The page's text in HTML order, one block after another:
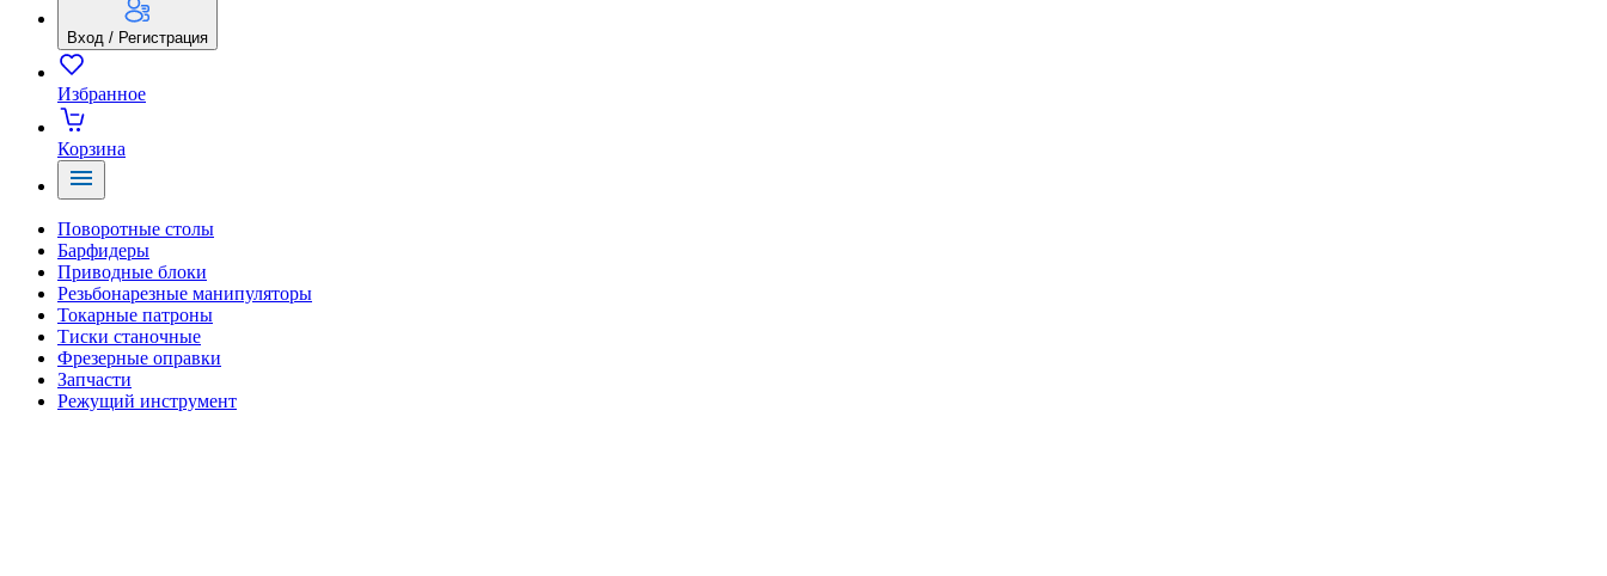
Вход / Регистрация
Избранное
Корзина
Поворотные столы
Барфидеры
Приводные блоки
Резьбонарезные манипуляторы
Токарные патроны
Тиски станочные
Фрезерные оправки
Запчасти
Режущий инструмент